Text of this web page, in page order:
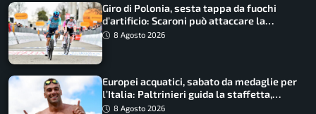
Giro di Polonia, sesta tappa da fuochi
d’artificio: Scaroni può attaccare la
maglia di Lemmen
8 Agosto 2026
Europei acquatici, sabato da medaglie per
l’Italia: Paltrinieri guida la staffetta,
Barnabà sogna l’oro dalle grandi altezze
8 Agosto 2026